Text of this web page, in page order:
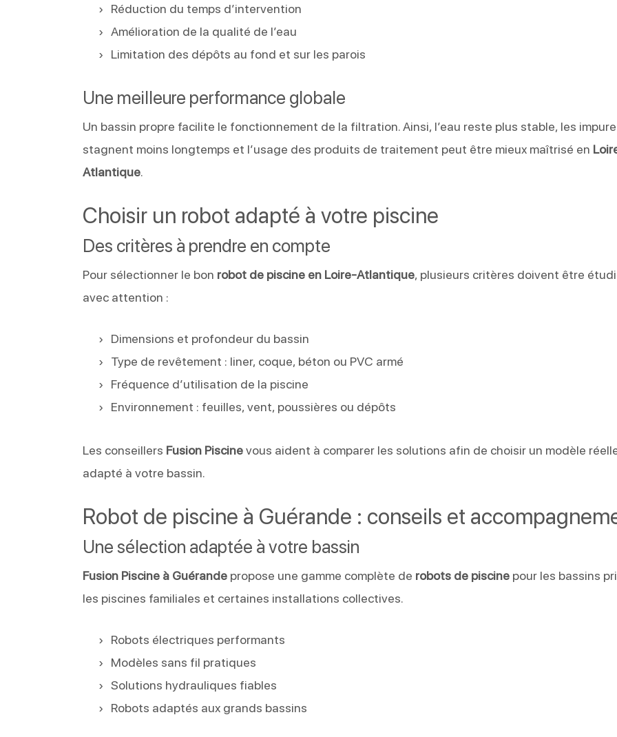
Réduction du temps d’intervention
Amélioration de la qualité de l’eau
Limitation des dépôts au fond et sur les parois
Une meilleure performance globale
Un bassin propre facilite le fonctionnement de la filtration. Ainsi, l’eau reste plus stable, les
stagnent moins longtemps et l’usage des produits de traitement peut être mieux maîtrisé en
Atlantique.
Choisir un robot adapté à votre piscine
Des critères à prendre en compte
Pour sélectionner le bon robot de piscine en Loire-Atlantique, plusieurs critères doivent être
avec attention :
Dimensions et profondeur du bassin
Type de revêtement : liner, coque, béton ou PVC armé
Fréquence d’utilisation de la piscine
Environnement : feuilles, vent, poussières ou dépôts
Les conseillers Fusion Piscinevous aident à comparer les solutions afin de choisir un modèle
adapté à votre bassin.
Robot de piscine à Guérande : conseils et
Une sélection adaptée à votre bassin
Fusion Piscine à Guérande propose une gamme complète de robots de piscine pour les bassins
les piscines familiales et certaines installations collectives.
Robots électriques performants
Modèles sans fil pratiques
Solutions hydrauliques fiables
Robots adaptés aux grands bassins